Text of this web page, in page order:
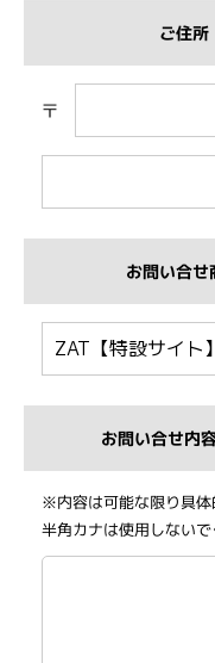
ご住所
〒
お問い合せ
お問い合せ内
※内容は可能な限り具体
半角カナは使用しないで